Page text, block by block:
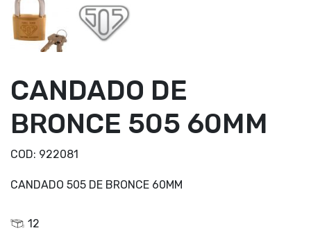
CANDADO DE
BRONCE 505 60MM
COD: 922081
CANDADO 505 DE BRONCE 60MM
12